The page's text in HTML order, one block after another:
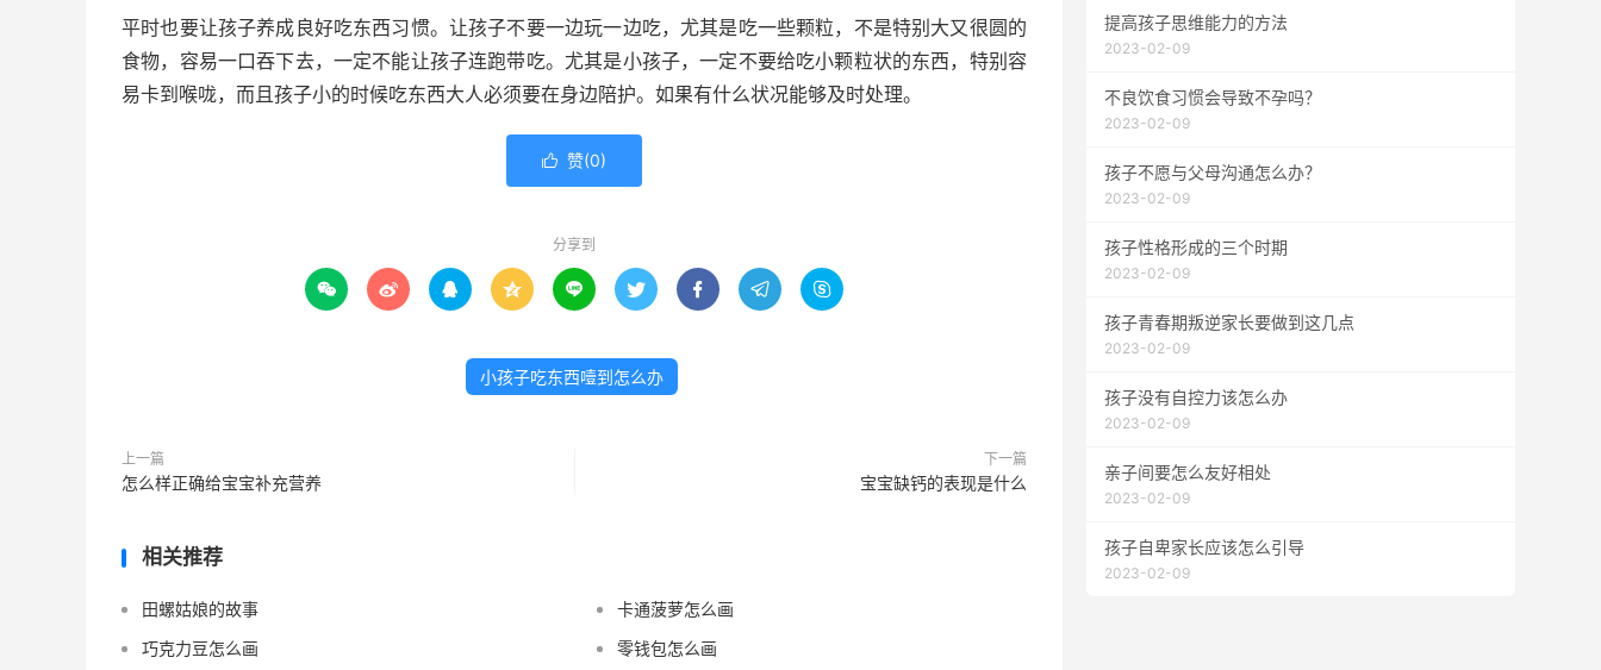
平时也要让孩子养成良好吃东西习惯。让孩子不要一边玩一边吃，尤其是吃一些颗粒，不是特别大又很圆的
食物，容易一口吞下去，一定不能让孩子连跑带吃。尤其是小孩子，一定不要给吃小颗粒状的东西，特别容
易卡到喉咙，而且孩子小的时候吃东西大人必须要在身边陪护。如果有什么状况能够及时处理。
 赞(0)
分享到
        
小孩子吃东西噎到怎么办
上一篇
怎么样正确给宝宝补充营养
下一篇
宝宝缺钙的表现是什么
相关推荐
田螺姑娘的故事
卡通菠萝怎么画
巧克力豆怎么画
零钱包怎么画
提高孩子思维能力的方法
2023-02-09
不良饮食习惯会导致不孕吗？
2023-02-09
孩子不愿与父母沟通怎么办？
2023-02-09
孩子性格形成的三个时期
2023-02-09
孩子青春期叛逆家长要做到这几点
2023-02-09
孩子没有自控力该怎么办
2023-02-09
亲子间要怎么友好相处
2023-02-09
孩子自卑家长应该怎么引导
2023-02-09